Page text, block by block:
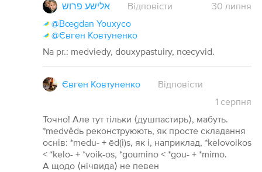
אלישע פרוש Відповісти 30 липня
@Bœgdan Youxyco
@Євген Ковтуненко
Na pr.: medviedy, douxypastuiry, nœcyvid.
Євген Ковтуненко
Відповісти
1 серпня
Точно! Але тут тільки ⟨душпастирь⟩, мабуть.
*medvědь реконструюють, як просте складання
оснів: *medu- + ēd(i)s, як і, наприклад, *kelovoikos
< *kelo- + *voik-os, *goumino < *gou- + *mimo.
А щодо ⟨нічвида⟩ не певен